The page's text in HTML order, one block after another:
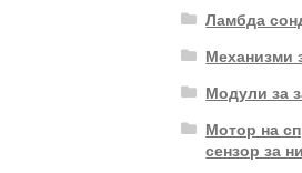
Ламбда
Механизми
Модули за
Мотор на
сензор за